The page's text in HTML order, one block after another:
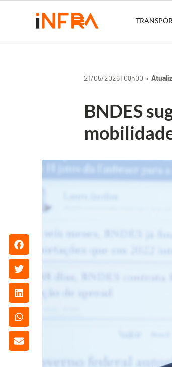
21/05/2026 | 08h00 •
BNDES